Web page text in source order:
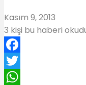
Kasım 9, 2013
3 kişi bu haberi
Facebook
Twitter